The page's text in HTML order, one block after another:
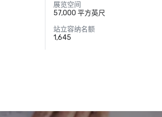
展览空间
57,000 平方英尺
站立容纳名额
1,645